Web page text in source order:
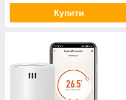
Купити